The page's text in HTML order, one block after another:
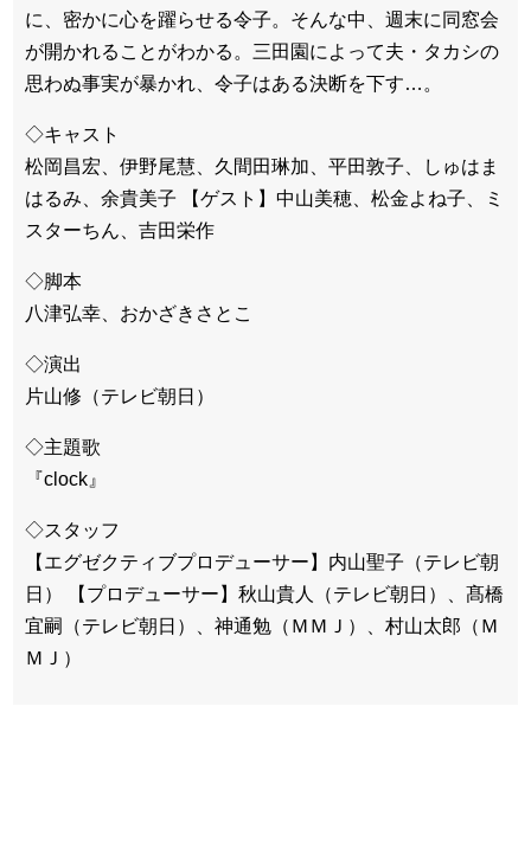
に、密かに心を躍らせる令子。そんな中、週末に同窓会
が開かれることがわかる。三田園によって夫・タカシの
思わぬ事実が暴かれ、令子はある決断を下す…。
◇キャスト
松岡昌宏、伊野尾慧、久間田琳加、平田敦子、しゅはま
はるみ、余貴美子 【ゲスト】中山美穂、松金よね子、ミ
スターちん、吉田栄作
◇脚本
八津弘幸、おかざきさとこ
◇演出
片山修（テレビ朝日）
◇主題歌
『clock』
◇スタッフ
【エグゼクティブプロデューサー】内山聖子（テレビ朝
日） 【プロデューサー】秋山貴人（テレビ朝日）、髙橋
宜嗣（テレビ朝日）、神通勉（ＭＭＪ）、村山太郎（Ｍ
ＭＪ）